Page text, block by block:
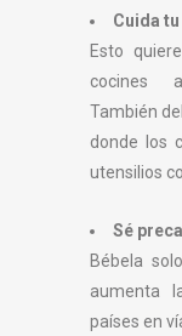
Cuida
Esto
cocines
También
donde los
utensilios
Sé
Bébela
aumenta
países en